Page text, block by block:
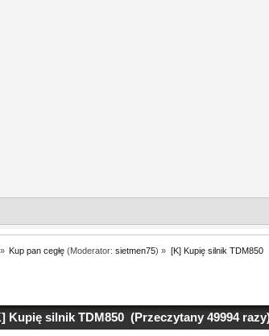
Kup pan cegłę (Moderator:sietmen75) » [K] Kupię silnik TDM850
Kupię silnik TDM850 (Przeczytany 49994